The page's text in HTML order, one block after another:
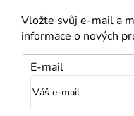
Vložte svůj e-mail a
informace o nových
E-mail